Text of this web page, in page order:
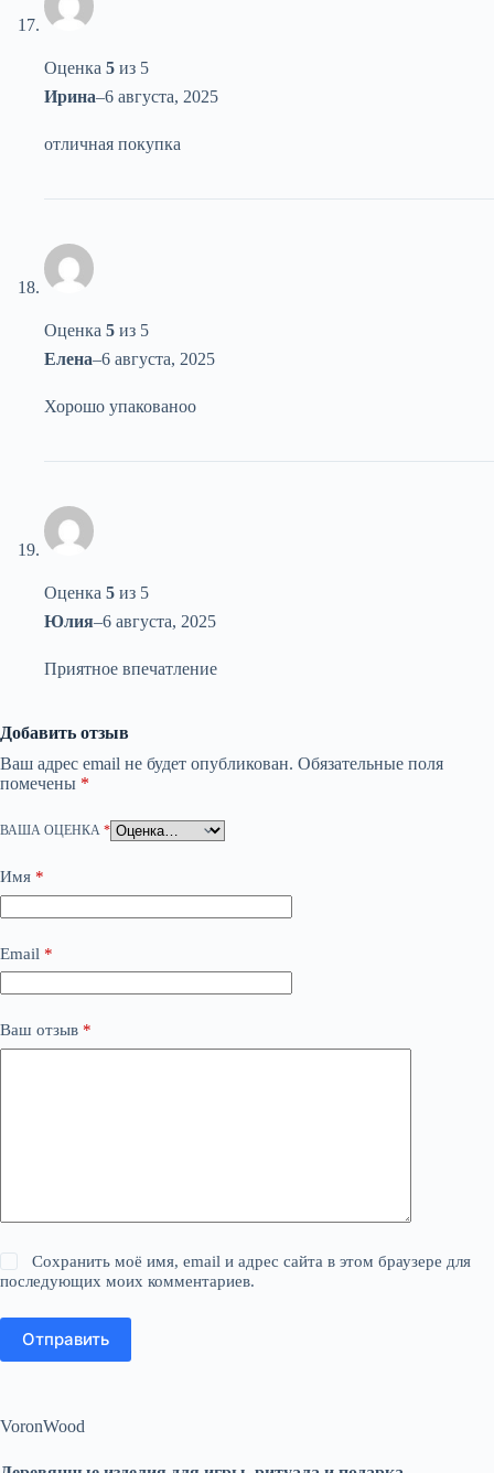
Оценка 5 из 5
Ирина–6 августа, 2025
отличная покупка
Оценка 5 из 5
Елена–6 августа, 2025
Хорошо упакованоо
Оценка 5 из 5
Юлия–6 августа, 2025
Приятное впечатление
Добавить отзыв
Ваш адрес email не будет опубликован. Обязательные поля
помечены *
ВАША ОЦЕНКА *
Имя *
Email *
Ваш отзыв *
Сохранить моё имя, email и адрес сайта в этом браузере для
последующих моих комментариев.
Отправить
VoronWood